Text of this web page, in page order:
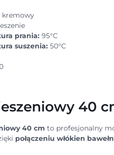
kremowy
prania:95°C
suszenia: 50°C
40
40 cm to profesjonalny
połączeniu włókien